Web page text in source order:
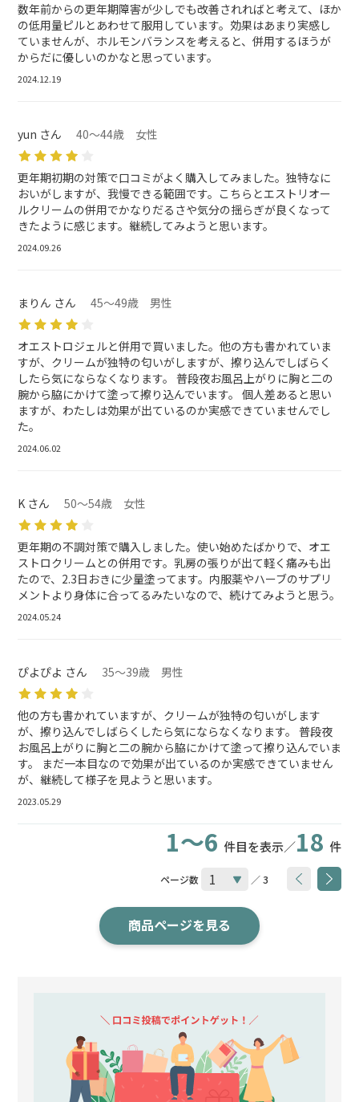
数年前からの更年期障害が少しでも改善されればと考えて、ほか
の低用量ピルとあわせて服用しています。効果はあまり実感し
ていませんが、ホルモンバランスを考えると、併用するほうが
からだに優しいのかなと思っています。
2024.12.19
yun さん 40～44歳 女性
更年期初期の対策で口コミがよく購入してみました。独特なに
おいがしますが、我慢できる範囲です。こちらとエストリオー
ルクリームの併用でかなりだるさや気分の揺らぎが良くなって
きたように感じます。継続してみようと思います。
2024.09.26
まりん さん 45～49歳 男性
オエストロジェルと併用で買いました。他の方も書かれていま
すが、クリームが独特の匂いがしますが、擦り込んでしばらく
したら気にならなくなります。 普段夜お風呂上がりに胸と二の
腕から脇にかけて塗って擦り込んでいます。 個人差あると思い
ますが、わたしは効果が出ているのか実感できていませんでし
た。
2024.06.02
K さん 50～54歳 女性
更年期の不調対策で購入しました。使い始めたばかりで、オエ
ストロクリームとの併用です。乳房の張りが出て軽く痛みも出
たので、2.3日おきに少量塗ってます。内服薬やハーブのサプリ
メントより身体に合ってるみたいなので、続けてみようと思う。
2024.05.24
ぴよぴよ さん 35～39歳 男性
他の方も書かれていますが、クリームが独特の匂いがします
が、擦り込んでしばらくしたら気にならなくなります。 普段夜
お風呂上がりに胸と二の腕から脇にかけて塗って擦り込んでいま
す。 まだ一本目なので効果が出ているのか実感できていません
が、継続して様子を見ようと思います。
2023.05.29
1～6 件目を表示／18 件
ページ数 ／ 3
商品ページを見る